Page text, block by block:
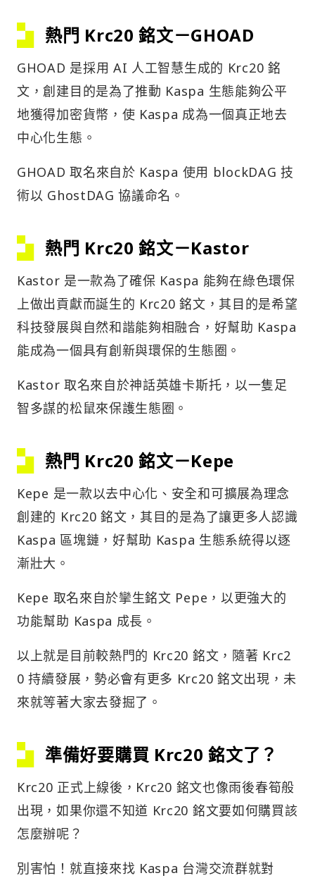
熱門 Krc20 銘文－GHOAD
GHOAD 是採用 AI 人工智慧生成的 Krc20 銘
文，創建目的是為了推動 Kaspa 生態能夠公平
地獲得加密貨幣，使 Kaspa 成為一個真正地去
中心化生態。
GHOAD 取名來自於 Kaspa 使用 blockDAG 技
術以 GhostDAG 協議命名。
熱門 Krc20 銘文－Kastor
Kastor 是一款為了確保 Kaspa 能夠在綠色環保
上做出貢獻而誕生的 Krc20 銘文，其目的是希望
科技發展與自然和諧能夠相融合，好幫助 Kaspa
能成為一個具有創新與環保的生態圈。
Kastor 取名來自於神話英雄卡斯托，以一隻足
智多謀的松鼠來保護生態圈。
熱門 Krc20 銘文－Kepe
Kepe 是一款以去中心化、安全和可擴展為理念
創建的 Krc20 銘文，其目的是為了讓更多人認識
Kaspa 區塊鏈，好幫助 Kaspa 生態系統得以逐
漸壯大。
Kepe 取名來自於攣生銘文 Pepe，以更強大的
功能幫助 Kaspa 成長。
以上就是目前較熱門的 Krc20 銘文，隨著 Krc2
0 持續發展，勢必會有更多 Krc20 銘文出現，未
來就等著大家去發掘了。
準備好要購買 Krc20 銘文了？
Krc20 正式上線後，Krc20 銘文也像雨後春筍般
出現，如果你還不知道 Krc20 銘文要如何購買該
怎麼辦呢？
別害怕！就直接來找 Kaspa 台灣交流群就對